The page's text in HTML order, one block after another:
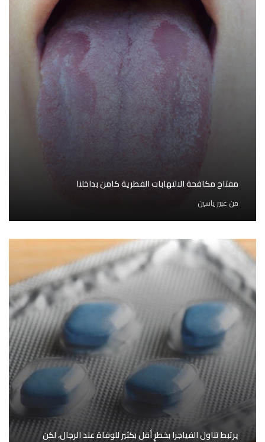
مفتاح مكافحة الالتهابات الفطرية كامن بداخلنا
من عبير ياسين
يرتبط تناول الفياجرا بخطرٍ أقل بكثير للوفاة عند الرجال، لكن